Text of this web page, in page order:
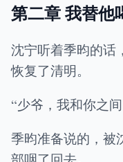
第二章 我替他
沈宁听着季昀的话
恢复了清明。
“少爷，我和你之
季昀准备说的，被